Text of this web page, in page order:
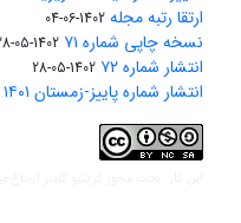
ارتقا رتبه مجله 1402-06-04
نسخه چاپی شماره ۷۱ 1402-05-28
انتشار شماره ۷۲ 1402-05-28
انتشار شماره پاییز-زمستان ۱۴۰۱